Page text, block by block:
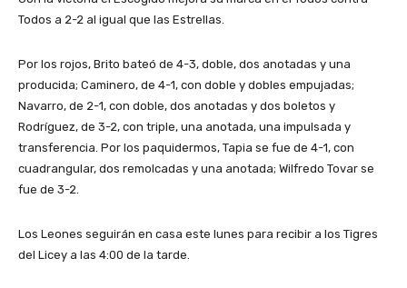
Todos a 2-2 al igual que las Estrellas.
Por los rojos, Brito bateó de 4-3, doble, dos anotadas y una
producida; Caminero, de 4-1, con doble y dobles empujadas;
Navarro, de 2-1, con doble, dos anotadas y dos boletos y
Rodríguez, de 3-2, con triple, una anotada, una impulsada y
transferencia. Por los paquidermos, Tapia se fue de 4-1, con
cuadrangular, dos remolcadas y una anotada; Wilfredo Tovar se
fue de 3-2.
Los Leones seguirán en casa este lunes para recibir a los Tigres
del Licey a las 4:00 de la tarde.